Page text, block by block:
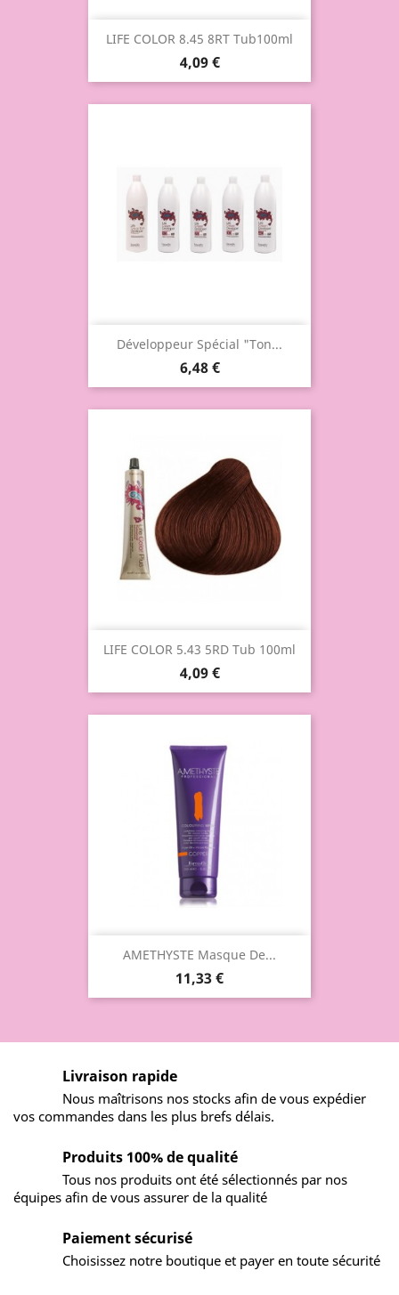
LIFE COLOR 8.45 8RT Tub100ml
4,09 €
Développeur Spécial "Ton...
6,48 €
LIFE COLOR 5.43 5RD Tub 100ml
4,09 €
AMETHYSTE Masque De...
11,33 €
Livraison rapide
Nous maîtrisons nos stocks afin de vous expédier
vos commandes dans les plus brefs délais.
Produits 100% de qualité
Tous nos produits ont été sélectionnés par nos
équipes afin de vous assurer de la qualité
Paiement sécurisé
Choisissez notre boutique et payer en toute sécurité